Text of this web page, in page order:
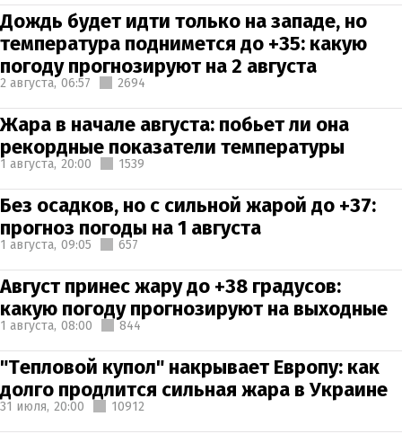
Дождь будет идти только на западе, но
температура поднимется до +35: какую
погоду прогнозируют на 2 августа
2 августа, 06:57 2694
Жара в начале августа: побьет ли она
рекордные показатели температуры
1 августа, 20:00 1539
Без осадков, но с сильной жарой до +37:
прогноз погоды на 1 августа
1 августа, 09:05 657
Август принес жару до +38 градусов:
какую погоду прогнозируют на выходные
1 августа, 08:00 844
"Тепловой купол" накрывает Европу: как
долго продлится сильная жара в Украине
31 июля, 20:00 10912